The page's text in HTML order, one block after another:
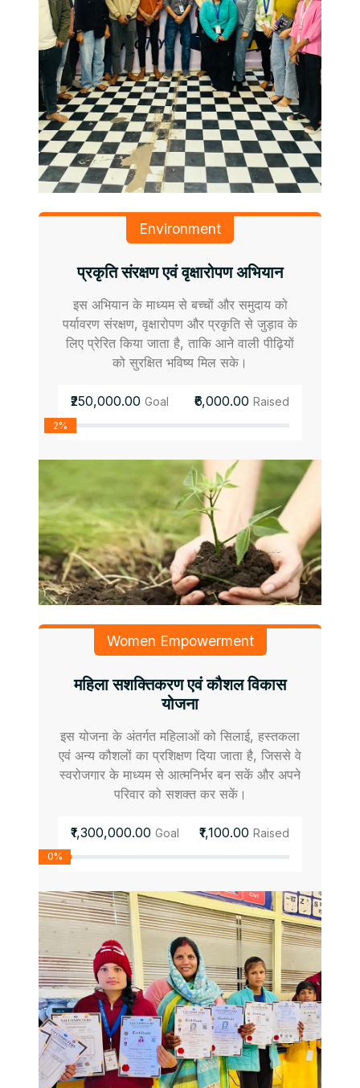
Environment
प्रकृति संरक्षण एवं वृक्षारोपण अभियान
इस अभियान के माध्यम से बच्चों और समुदाय को
पर्यावरण संरक्षण, वृक्षारोपण और प्रकृति से जुड़ाव के
लिए प्रेरित किया जाता है, ताकि आने वाली पीढ़ियों
को सुरक्षित भविष्य मिल सके।
₹250,000.00 Goal ₹6,000.00 Raised
2%
Women Empowerment
महिला सशक्तिकरण एवं कौशल विकास
योजना
इस योजना के अंतर्गत महिलाओं को सिलाई, हस्तकला
एवं अन्य कौशलों का प्रशिक्षण दिया जाता है, जिससे वे
स्वरोजगार के माध्यम से आत्मनिर्भर बन सकें और अपने
परिवार को सशक्त कर सकें।
₹1,300,000.00 Goal ₹1,100.00 Raised
0%